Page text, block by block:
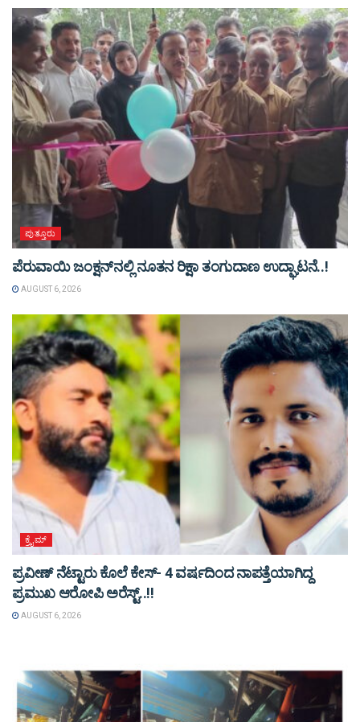
ಪುತ್ತೂರು
ಪೆರುವಾಯಿ ಜಂಕ್ಷನ್‌ನಲ್ಲಿ ನೂತನ ರಿಕ್ಷಾ ತಂಗುದಾಣ ಉದ್ಘಾಟನೆ..!
AUGUST 6, 2026
ಕ್ರೈಮ್
ಪ್ರವೀಣ್ ನೆಟ್ಟಾರು ಕೊಲೆ ಕೇಸ್‌- 4 ವರ್ಷದಿಂದ ನಾಪತ್ತೆಯಾಗಿದ್ದ
ಪ್ರಮುಖ ಆರೋಪಿ ಅರೆಸ್ಟ್‌..!!
AUGUST 6, 2026